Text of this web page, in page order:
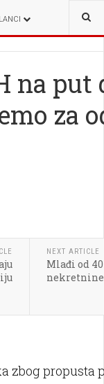
na put
za
NEXT ARTICLE
Mlađi od
nekretnine
zbog